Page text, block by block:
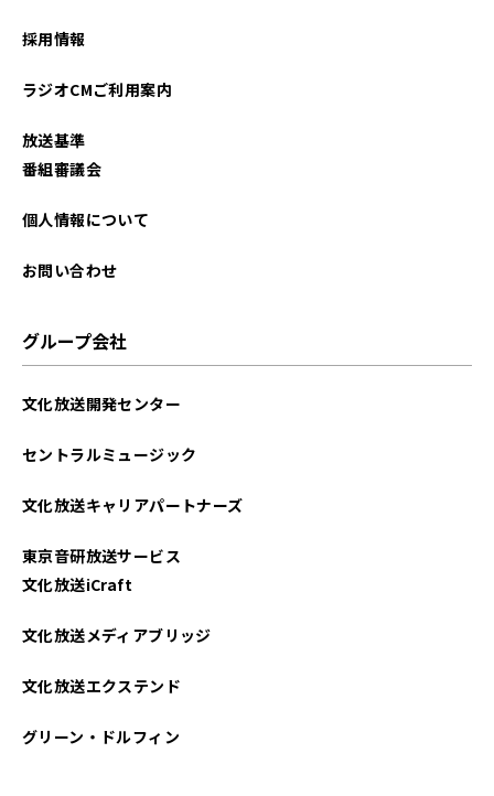
2021年11月
2021年08月
2021年03月
採用情報
ラジオCMご利用案内
放送基準
番組審議会
個人情報について
お問い合わせ
グループ会社
文化放送開発センター
セントラルミュージック
文化放送キャリアパートナーズ
東京音研放送サービス
文化放送iCraft
文化放送メディアブリッジ
文化放送エクステンド
グリーン・ドルフィン